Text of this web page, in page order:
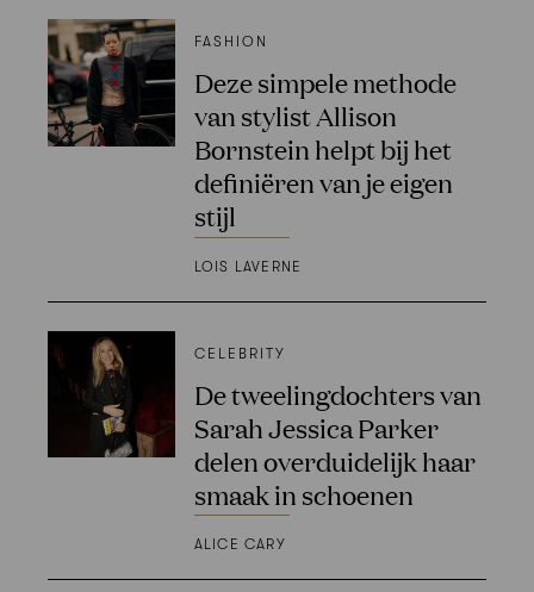
FASHION
Deze simpele methode
van stylist Allison
Bornstein helpt bij het
definiëren van je eigen
stijl
LOIS LAVERNE
CELEBRITY
De tweelingdochters van
Sarah Jessica Parker
delen overduidelijk haar
smaak in schoenen
ALICE CARY